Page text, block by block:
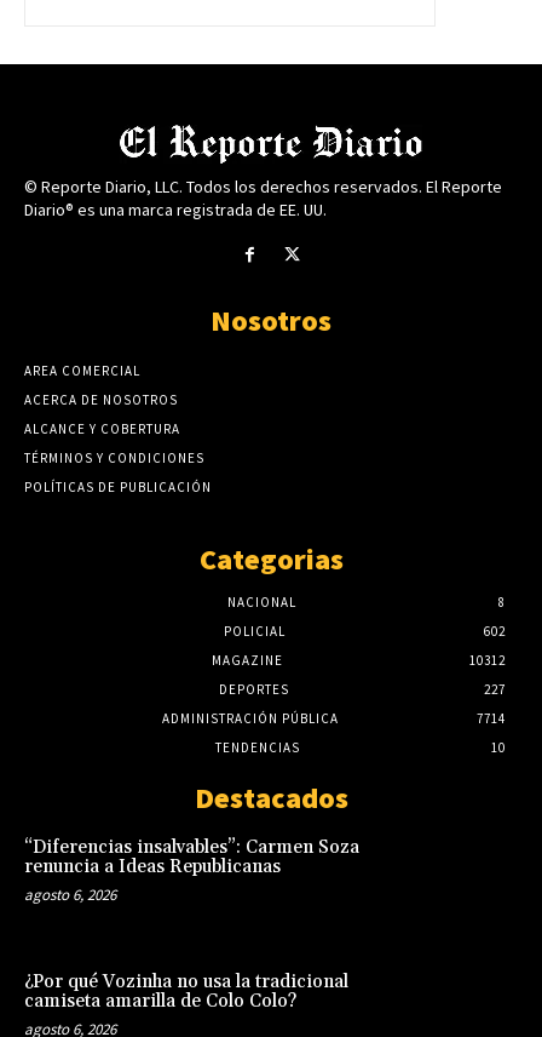
© Reporte Diario, LLC. Todos los derechos reservados. El Reporte
Diario® es una marca registrada de EE. UU.
Nosotros
AREA COMERCIAL
ACERCA DE NOSOTROS
ALCANCE Y COBERTURA
TÉRMINOS Y CONDICIONES
POLÍTICAS DE PUBLICACIÓN
Categorias
NACIONAL
8
POLICIAL
602
MAGAZINE
10312
DEPORTES
227
ADMINISTRACIÓN PÚBLICA
7714
TENDENCIAS
10
Destacados
“Diferencias insalvables”: Carmen Soza
renuncia a Ideas Republicanas
agosto 6, 2026
¿Por qué Vozinha no usa la tradicional
camiseta amarilla de Colo Colo?
agosto 6, 2026